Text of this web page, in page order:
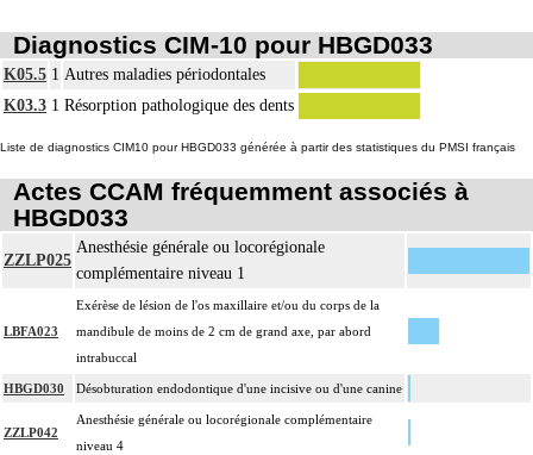
Diagnostics CIM-10 pour HBGD033
K05.5 1 Autres maladies périodontales
K03.3 1 Résorption pathologique des dents
Liste de diagnostics CIM10 pour HBGD033 générée à partir des statistiques du PMSI français
Actes CCAM fréquemment associés à
HBGD033
ZZLP025
Anesthésie générale ou locorégionale
complémentaire niveau 1
LBFA023
Exérèse de lésion de l'os maxillaire et/ou du corps de la
mandibule de moins de 2 cm de grand axe, par abord
intrabuccal
HBGD030 Désobturation endodontique d'une incisive ou d'une canine
ZZLP042
Anesthésie générale ou locorégionale complémentaire
niveau 4